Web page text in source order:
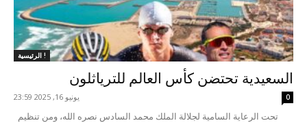
الرئيسية !
السعيدية تحتضن كأس العالم للترياثلون
يونيو 16, 2025 23:59 0